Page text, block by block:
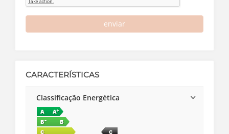
enviar
CARACTERÍSTICAS
Classificação Energética